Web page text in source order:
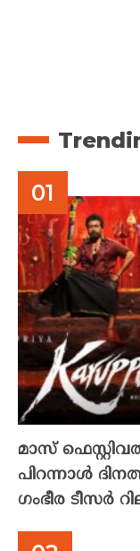
മാസ്
പിറന്നാൾ
ഗംഭീര ടീസർ